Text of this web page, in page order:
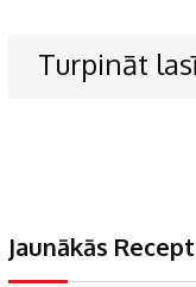
Turpināt
Jaunākās